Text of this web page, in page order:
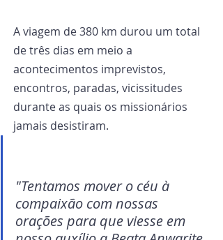
A viagem de 380 km durou um total
de três dias em meio a
acontecimentos imprevistos,
encontros, paradas, vicissitudes
durante as quais os missionários
jamais desistiram.
"Tentamos mover o céu à
compaixão com nossas
orações para que viesse em